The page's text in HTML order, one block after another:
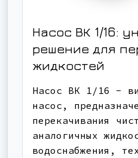
Насос ВК 1/16:
решение для
жидкостей
Насос ВК 1/16 -
насос,
перекачивания
аналогичных
водоснабжения,